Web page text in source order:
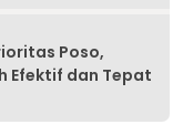
Poso,
Efektif dan Tepat